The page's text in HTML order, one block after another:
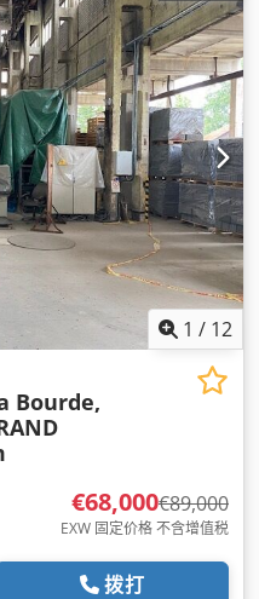
1 / 12
Bourde,
€68,000€89,000
EXW 固定价格 不含增值税
拨打